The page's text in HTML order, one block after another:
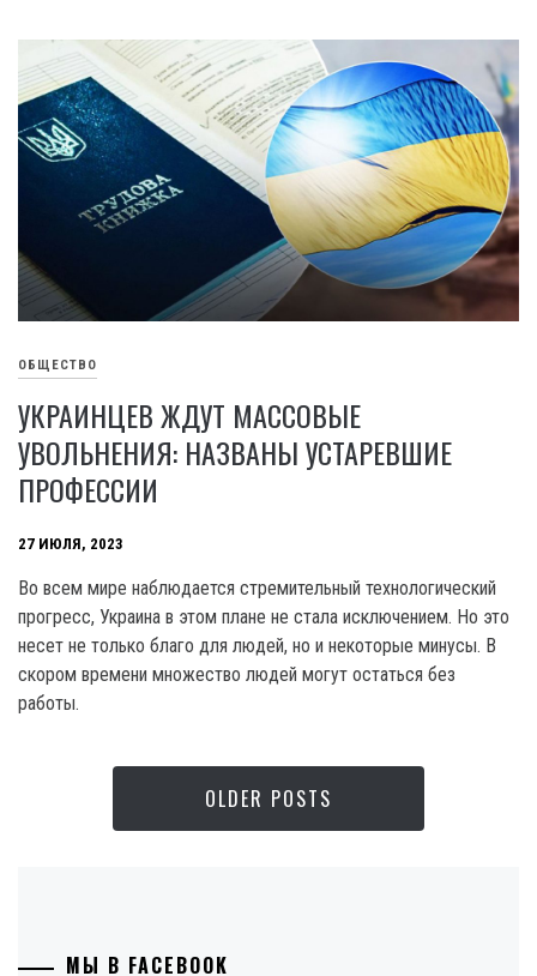
ОБЩЕСТВО
УКРАИНЦЕВ ЖДУТ МАССОВЫЕ
УВОЛЬНЕНИЯ: НАЗВАНЫ УСТАРЕВШИЕ
ПРОФЕССИИ
27 ИЮЛЯ, 2023
Во всем мире наблюдается стремительный технологический
прогресс, Украина в этом плане не стала исключением. Но это
несет не только благо для людей, но и некоторые минусы. В
скором времени множество людей могут остаться без
работы.
OLDER POSTS
МЫ В FACEBOOK